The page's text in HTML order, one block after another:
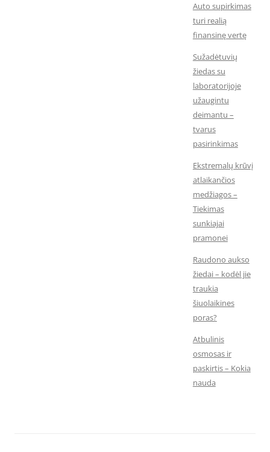
Auto supirkimas
turi realią
finansinę vertę
Sužadėtuvių
žiedas su
laboratorijoje
užaugintu
deimantu –
tvarus
pasirinkimas
Ekstremalų krūvį
atlaikančios
medžiagos –
Tiekimas
sunkiajai
pramonei
Raudono aukso
žiedai – kodėl jie
traukia
šiuolaikines
poras?
Atbulinis
osmosas ir
paskirtis – Kokia
nauda